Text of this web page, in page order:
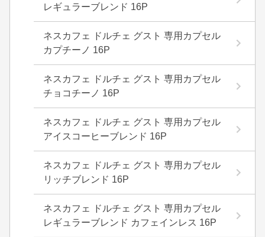
レギュラーブレンド 16P
ネスカフェ ドルチェ グスト 専用カプセル
カプチーノ 16P
ネスカフェ ドルチェ グスト 専用カプセル
チョコチーノ 16P
ネスカフェ ドルチェ グスト 専用カプセル
アイスコーヒーブレンド 16P
ネスカフェ ドルチェ グスト 専用カプセル
リッチブレンド 16P
ネスカフェ ドルチェ グスト 専用カプセル
レギュラーブレンド カフェインレス 16P